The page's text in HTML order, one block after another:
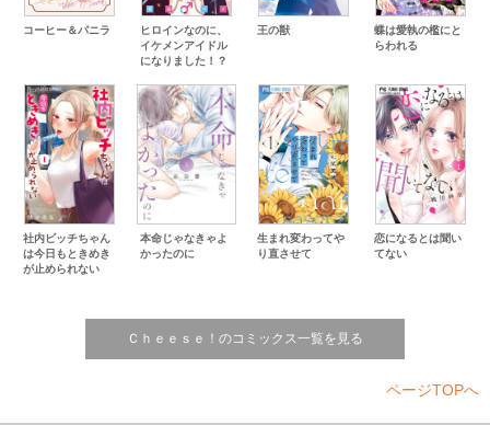
Ｃｈｅｅｓｅ！バックナンバー配信中！！
Ｃｈｅｅｓｅ！創刊３０周年 コラボカフェ開催！
小学館の女性向け漫画Ｗｅｂサイト「フラコミｌｉｋｅ！」
Ｃｈｅｅｓｅ！ まんがグランプリ 作品大募集！！
小学館公式総合通販サイト「ＣＯＭＩＸＹＺ」
Ｗｅｂまんが雑誌「＆ＦＬＯＷＥＲ」
第９９回 新人コミック大賞 応募作品募集
プレミアＣｈｅｅｓｅ！１０月号
読者人気投票＆電子図書カードプレゼント
応募のきまり
コーヒー＆バニラ
ヒロインなのに、
イケメンアイドル
になりました！？
王の獣
蝶は愛執の檻にと
らわれる
社内ビッチちゃん
は今日もときめき
が止められない
本命じゃなきゃよ
かったのに
生まれ変わってや
り直させて
恋になるとは聞い
てない
Ｃｈｅｅｓｅ！のコミックス一覧を見る
ページTOPへ